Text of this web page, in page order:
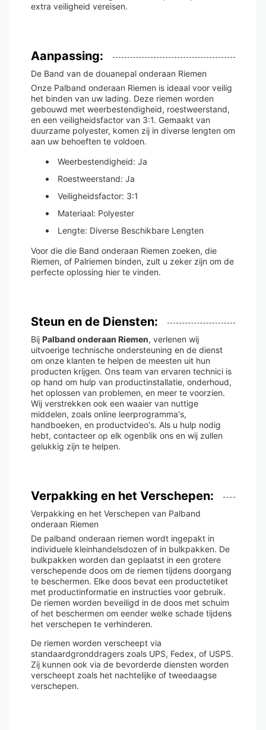
extra veiligheid vereisen.
Aanpassing:
De Band van de douanepal onderaan Riemen
Onze Palband onderaan Riemen is ideaal voor veilig
het binden van uw lading. Deze riemen worden
gebouwd met weerbestendigheid, roestweerstand,
en een veiligheidsfactor van 3:1. Gemaakt van
duurzame polyester, komen zij in diverse lengten om
aan uw behoeften te voldoen.
Weerbestendigheid: Ja
Roestweerstand: Ja
Veiligheidsfactor: 3:1
Materiaal: Polyester
Lengte: Diverse Beschikbare Lengten
Voor die die Band onderaan Riemen zoeken, die
Riemen, of Palriemen binden, zult u zeker zijn om de
perfecte oplossing hier te vinden.
Steun en de Diensten:
Bij Palband onderaan Riemen, verlenen wij
uitvoerige technische ondersteuning en de dienst
om onze klanten te helpen de meesten uit hun
producten krijgen. Ons team van ervaren technici is
op hand om hulp van productinstallatie, onderhoud,
het oplossen van problemen, en meer te voorzien.
Wij verstrekken ook een waaier van nuttige
middelen, zoals online leerprogramma's,
handboeken, en productvideo's. Als u hulp nodig
hebt, contacteer op elk ogenblik ons en wij zullen
gelukkig zijn te helpen.
Verpakking en het Verschepen:
Verpakking en het Verschepen van Palband
onderaan Riemen
De palband onderaan riemen wordt ingepakt in
individuele kleinhandelsdozen of in bulkpakken. De
bulkpakken worden dan geplaatst in een grotere
verschepende doos om de riemen tijdens doorgang
te beschermen. Elke doos bevat een productetiket
met productinformatie en instructies voor gebruik.
De riemen worden beveiligd in de doos met schuim
of het beschermen om eender welke schade tijdens
het verschepen te verhinderen.
De riemen worden verscheept via
standaardgronddragers zoals UPS, Fedex, of USPS.
Zij kunnen ook via de bevorderde diensten worden
verscheept zoals het nachtelijke of tweedaagse
verschepen.